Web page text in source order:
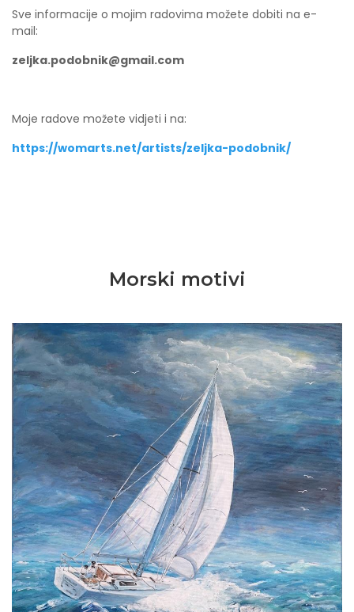
Sve informacije o mojim radovima možete dobiti na e-
mail:
zeljka.podobnik@gmail.com
Moje radove možete vidjeti i na:
https://womarts.net/artists/zeljka-podobnik/
Morski motivi